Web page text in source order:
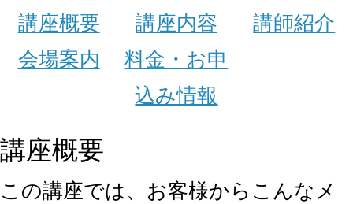
講座概要
講座内容
講師紹介
会場案内
料金・お申
込み情報
講座概要
この講座では、お客様からこんなメ